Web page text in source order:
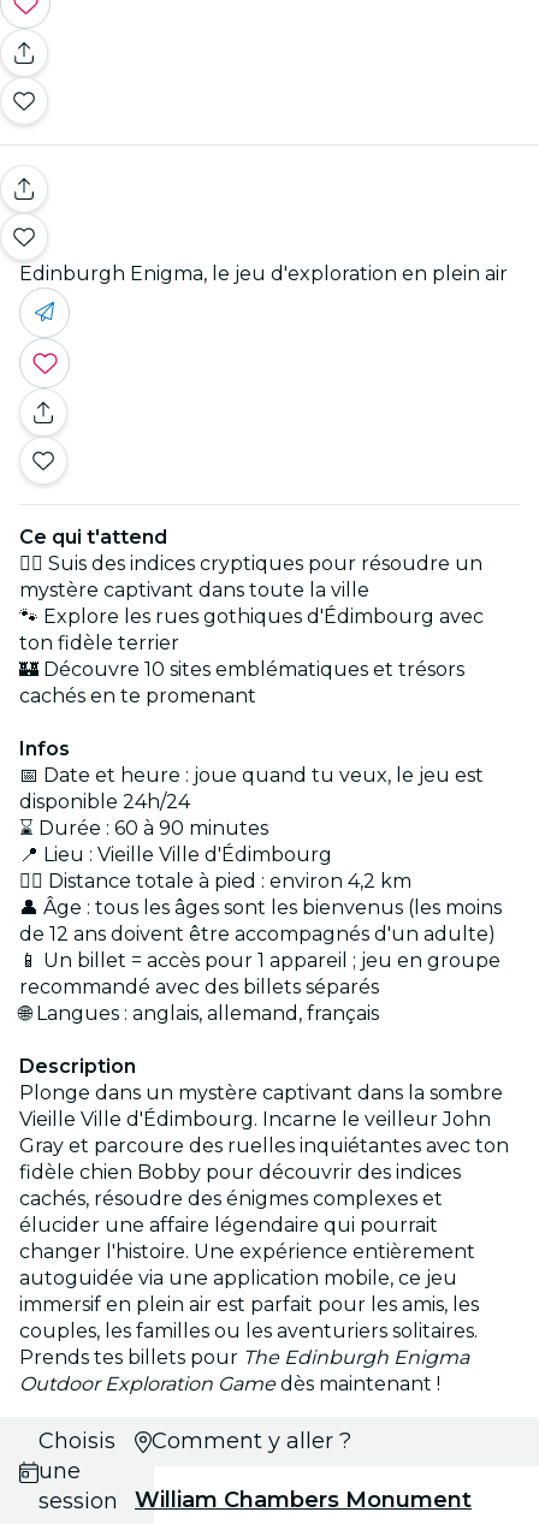
Edinburgh Enigma, le jeu d'exploration en plein air
Ce qui t'attend
🕵️‍♂️ Suis des indices cryptiques pour résoudre un
mystère captivant dans toute la ville
🐾 Explore les rues gothiques d'Édimbourg avec
ton fidèle terrier
🏰 Découvre 10 sites emblématiques et trésors
cachés en te promenant
Infos
📅 Date et heure : joue quand tu veux, le jeu est
disponible 24h/24
⌛ Durée : 60 à 90 minutes
📍 Lieu : Vieille Ville d'Édimbourg
🚶‍♂️ Distance totale à pied : environ 4,2 km
👤 Âge : tous les âges sont les bienvenus (les moins
de 12 ans doivent être accompagnés d'un adulte)
📱 Un billet = accès pour 1 appareil ; jeu en groupe
recommandé avec des billets séparés
🌐 Langues : anglais, allemand, français
Description
Plonge dans un mystère captivant dans la sombre
Vieille Ville d'Édimbourg. Incarne le veilleur John
Gray et parcoure des ruelles inquiétantes avec ton
fidèle chien Bobby pour découvrir des indices
cachés, résoudre des énigmes complexes et
élucider une affaire légendaire qui pourrait
changer l'histoire. Une expérience entièrement
autoguidée via une application mobile, ce jeu
immersif en plein air est parfait pour les amis, les
couples, les familles ou les aventuriers solitaires.
Prends tes billets pour The Edinburgh Enigma
Outdoor Exploration Gamedès maintenant !
Choisis
une
session
Comment y aller ?
William Chambers Monument